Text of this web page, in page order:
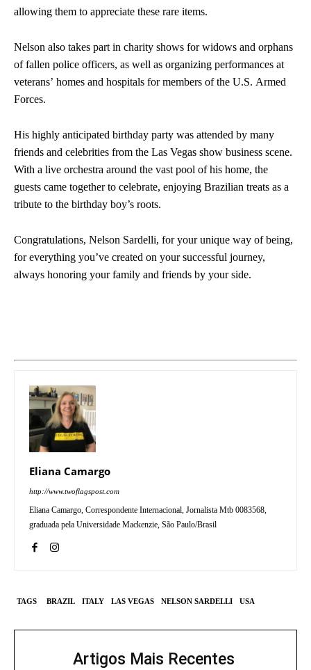
allowing them to appreciate these rare items.
Nelson also takes part in charity shows for widows and orphans
of fallen police officers, as well as organizing performances at
veterans’ homes and hospitals for members of the U.S. Armed
Forces.
His highly anticipated birthday party was attended by many
friends and celebrities from the Las Vegas show business scene.
With a live orchestra around the vast pool of his home, the
guests came together to celebrate, enjoying Brazilian treats as a
tribute to the birthday boy’s roots.
Congratulations, Nelson Sardelli, for your unique way of being,
for everything you’ve created on your successful journey,
always honoring your family and friends by your side.
Eliana Camargo
http://www.twoflagspost.com
Eliana Camargo, Correspondente Internacional, Jornalista Mtb 0083568,
graduada pela Universidade Mackenzie, São Paulo/Brasil
TAGS BRAZIL ITALY LAS VEGAS NELSON SARDELLI USA
Artigos Mais Recentes